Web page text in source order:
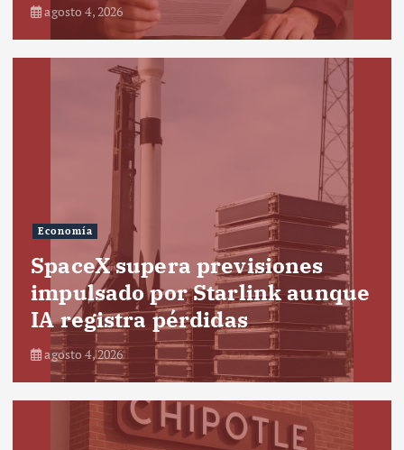
agosto 4, 2026
Economía
SpaceX supera previsiones
impulsado por Starlink aunque
IA registra pérdidas
agosto 4, 2026